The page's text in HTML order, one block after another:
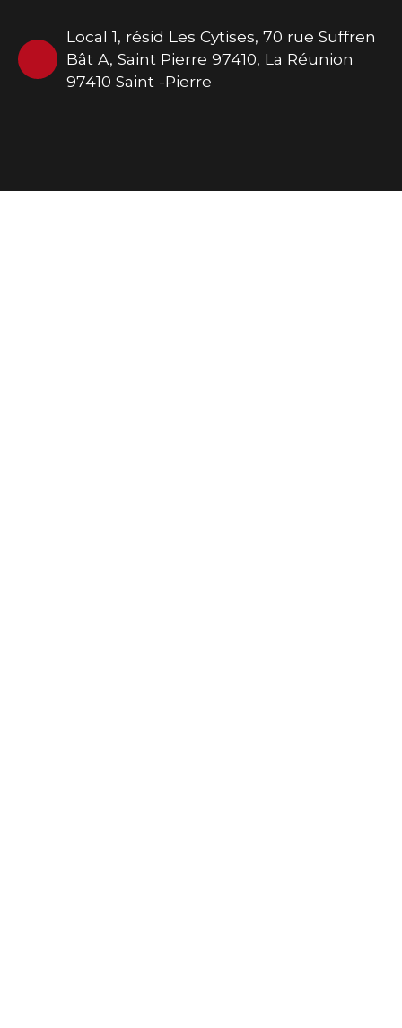
Local 1, résid Les Cytises, 70 rue Suffren
Bât A, Saint Pierre 97410, La Réunion
97410 Saint -Pierre